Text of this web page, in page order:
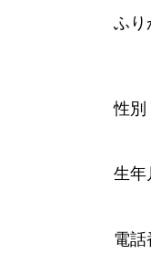
ふり
性別
生年
電話